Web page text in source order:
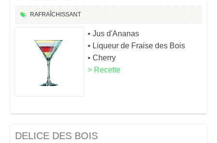
RAFRAÎCHISSANT
• Jus d'Ananas
• Liqueur de Fraise des Bois
• Cherry
> Recette
DELICE DES BOIS